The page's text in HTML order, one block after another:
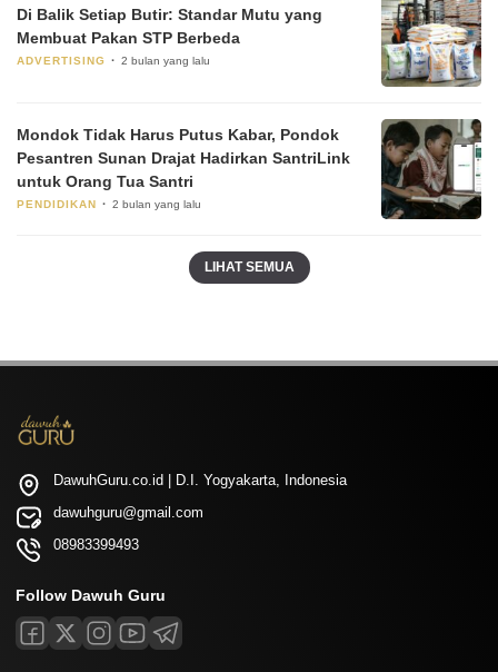
Di Balik Setiap Butir: Standar Mutu yang
Membuat Pakan STP Berbeda
ADVERTISING 2 bulan yang lalu
Mondok Tidak Harus Putus Kabar, Pondok
Pesantren Sunan Drajat Hadirkan SantriLink
untuk Orang Tua Santri
PENDIDIKAN 2 bulan yang lalu
LIHAT SEMUA
DawuhGuru.co.id | D.I. Yogyakarta, Indonesia
dawuhguru@gmail.com
08983399493
Follow Dawuh Guru